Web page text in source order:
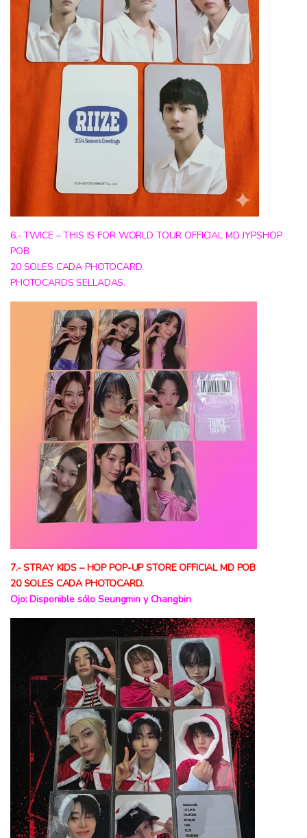
6.- TWICE – THIS IS FOR WORLD TOUR OFFICIAL MD JYPSHOP
POB
20 SOLES CADA PHOTOCARD.
PHOTOCARDS SELLADAS.
7.- STRAY KIDS –HOP POP-UP STORE OFFICIAL MD POB
20 SOLES CADA PHOTOCARD.
Ojo: Disponible sólo Seungmin y Changbin